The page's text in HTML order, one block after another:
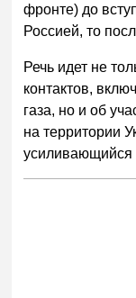
фронте) до
Россией, то
Речь идет не
контактов,
газа, но и об
на территории